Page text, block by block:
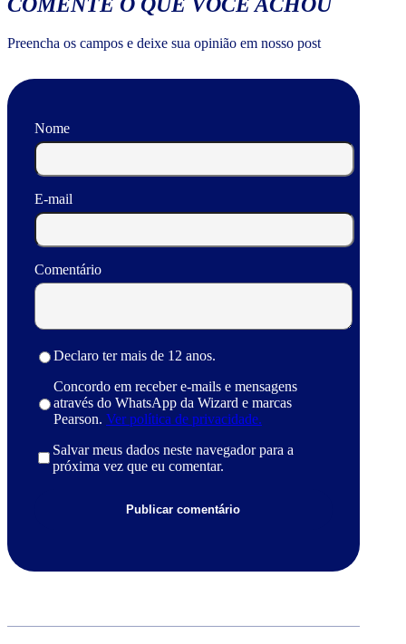
Preencha os campos e deixe sua opinião em nosso post
Nome
E-mail
Comentário
Declaro ter mais de 12 anos.
Concordo em receber e-mails e mensagens
através do WhatsApp da Wizard e marcas
Pearson. Ver política de privacidade.
Salvar meus dados neste navegador para a
próxima vez que eu comentar.